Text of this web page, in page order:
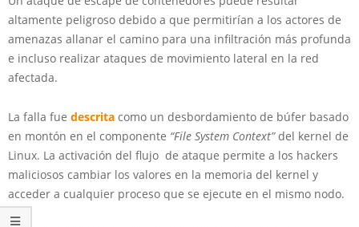
altamente peligroso debido a que permitirían a los actores de
amenazas allanar el camino para una infiltración más profunda
e incluso realizar ataques de movimiento lateral en la red
afectada.
La falla fue descrita como un desbordamiento de búfer basado
en montón en el componente “File System Context”del kernel de
Linux. La activación del flujo de ataque permite a los hackers
maliciosos cambiar los valores en la memoria del kernel y
acceder a cualquier proceso que se ejecute en el mismo nodo.